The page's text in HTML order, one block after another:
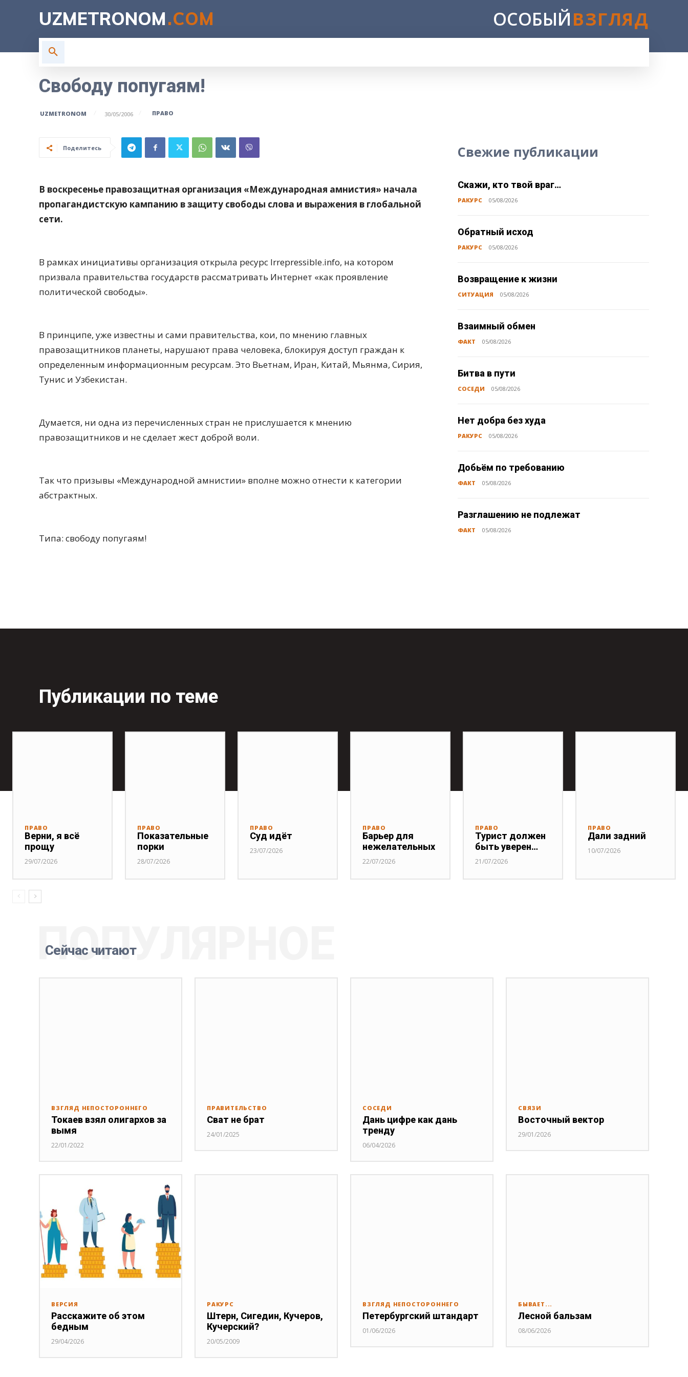
UZMETRONOM.COM ОСОБЫЙВЗГЛЯД
Свободу попугаям!
UZMETRONOM 30/05/2006 ПРАВО
Поделитесь
В воскресенье правозащитная организация «Международная амнистия» начала
пропагандистскую кампанию в защиту свободы слова и выражения в глобальной
сети.
В рамках инициативы организация открыла ресурс Irrepressible.info, на котором
призвала правительства государств рассматривать Интернет «как проявление
политической свободы».
В принципе, уже известны и сами правительства, кои, по мнению главных
правозащитников планеты, нарушают права человека, блокируя доступ граждан к
определенным информационным ресурсам. Это Вьетнам, Иран, Китай, Мьянма, Сирия,
Тунис и Узбекистан.
Думается, ни одна из перечисленных стран не прислушается к мнению
правозащитников и не сделает жест доброй воли.
Так что призывы «Международной амнистии» вполне можно отнести к категории
абстрактных.
Типа: свободу попугаям!
Свежие публикации
Скажи, кто твой враг…
РАКУРС 05/08/2026
Обратный исход
РАКУРС 05/08/2026
Возвращение к жизни
СИТУАЦИЯ 05/08/2026
Взаимный обмен
ФАКТ 05/08/2026
Битва в пути
СОСЕДИ 05/08/2026
Нет добра без худа
РАКУРС 05/08/2026
Добьём по требованию
ФАКТ 05/08/2026
Разглашению не подлежат
ФАКТ 05/08/2026
Публикации по теме
ПРАВО
Верни, я всё
прощу
29/07/2026
ПРАВО
Показательные
порки
28/07/2026
ПРАВО
Суд идёт
23/07/2026
ПРАВО
Барьер для
нежелательных
22/07/2026
ПРАВО
Турист должен
быть уверен…
21/07/2026
ПРАВО
Дали задний
10/07/2026
Сейчас читают
ПОПУЛЯРНОЕ
ВЗГЛЯД НЕПОСТОРОННЕГО
Токаев взял олигархов за
вымя
22/01/2022
ПРАВИТЕЛЬСТВО
Сват не брат
24/01/2025
СОСЕДИ
Дань цифре как дань
тренду
06/04/2026
СВЯЗИ
Восточный вектор
29/01/2026
ВЕРСИЯ
Расскажите об этом
бедным
29/04/2026
РАКУРС
Штерн, Сигедин, Кучеров,
Кучерский?
20/05/2009
ВЗГЛЯД НЕПОСТОРОННЕГО
Петербургский штандарт
01/06/2026
БЫВАЕТ...
Лесной бальзам
08/06/2026